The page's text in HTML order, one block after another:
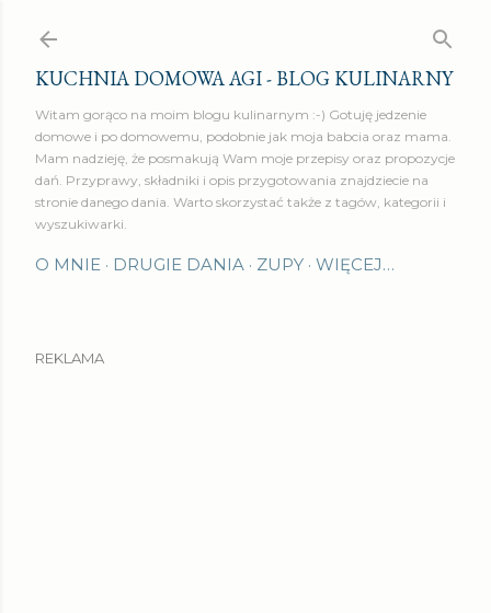
KUCHNIA DOMOWA AGI - BLOG KULINARNY
Witam gorąco na moim blogu kulinarnym :-) Gotuję jedzenie
domowe i po domowemu, podobnie jak moja babcia oraz mama.
Mam nadzieję, że posmakują Wam moje przepisy oraz propozycje
dań. Przyprawy, składniki i opis przygotowania znajdziecie na
stronie danego dania. Warto skorzystać także z tagów, kategorii i
wyszukiwarki.
O MNIE DRUGIE DANIA ZUPY WIĘCEJ…
REKLAMA